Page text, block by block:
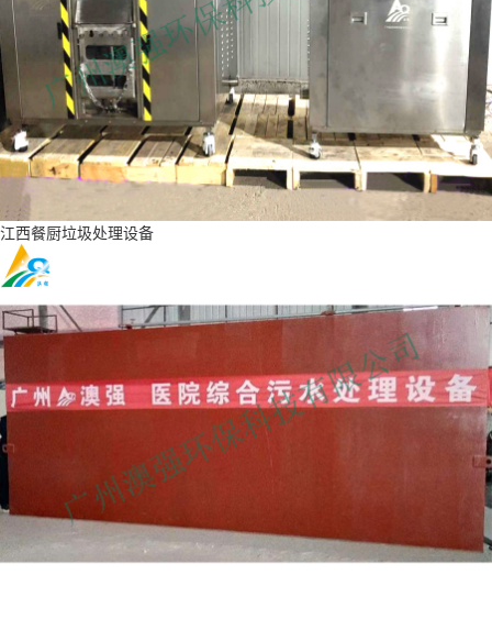
江西餐厨垃圾处理设备